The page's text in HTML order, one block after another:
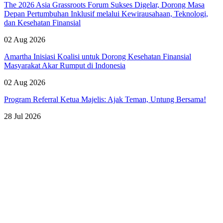
The 2026 Asia Grassroots Forum Sukses Digelar, Dorong Masa
Depan Pertumbuhan Inklusif melalui Kewirausahaan, Teknologi,
dan Kesehatan Finansial
02 Aug 2026
Amartha Inisiasi Koalisi untuk Dorong Kesehatan Finansial
Masyarakat Akar Rumput di Indonesia
02 Aug 2026
Program Referral Ketua Majelis: Ajak Teman, Untung Bersama!
28 Jul 2026